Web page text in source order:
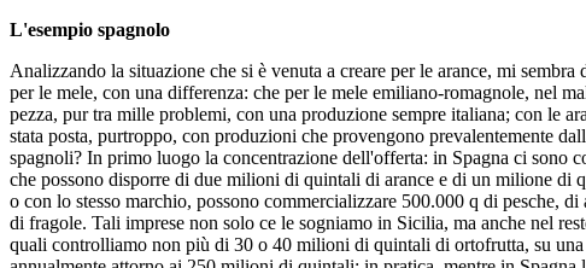
L'esempio spagnolo
Analizzando la situazione che si è venuta a creare per le arance, mi
per le mele, con una differenza: che per le mele emiliano-romagnole, nel
pezza, pur tra mille problemi, con una produzione sempre italiana; con le
stata posta, purtroppo, con produzioni che provengono prevalentemente
spagnoli? In primo luogo la concentrazione dell'offerta: in Spagna ci sono
che possono disporre di due milioni di quintali di arance e di un milione di
o con lo stesso marchio, possono commercializzare 500.000 q di pesche,
di fragole. Tali imprese non solo ce le sogniamo in Sicilia, ma anche nel
quali controlliamo non più di 30 o 40 milioni di quintali di ortofrutta, su una